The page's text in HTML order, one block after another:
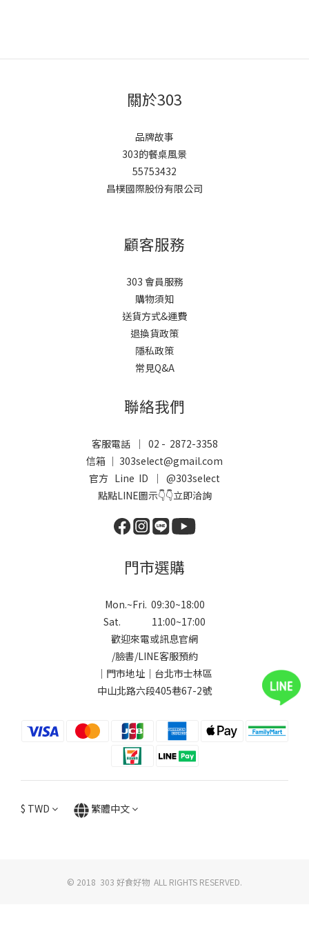
關於303
品牌故事
303的餐桌風景
55753432
昌樸國際股份有限公司
顧客服務
303 會員服務
購物須知
送貨方式&運費
退換貨政策
隱私政策
常見Q&A
聯絡我們
客服電話 ｜ 02 - 2872-3358
信箱 ｜ 303select@gmail.com
官方 Line ID ｜ @303select
點點LINE圖示👇👇立即洽詢
門市選購
Mon.~Fri. 09:30~18:00
Sat. 11:00~17:00
歡迎來電或訊息官網
/臉書/LINE客服預約
｜門市地址｜台北市士林區
中山北路六段405巷67-2號
$ TWD 繁體中文
© 2018 303 好食好物 ALL RIGHTS RESERVED.